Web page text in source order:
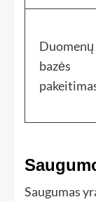
Duomenų
bazės
Saugumas